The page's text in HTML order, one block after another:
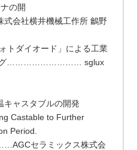
の開
横井機械工作所 鸙野
トダイオード」による工業
ング……………………… sglux
キャスタブルの開発
Castable to Further
Period.
ラミックス株式会